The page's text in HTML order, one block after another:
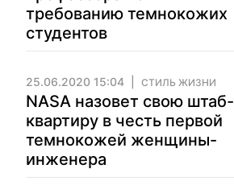
требованию темнокожих
студентов
25.06.2020 15:04 СТИЛЬ ЖИЗНИ
NASA назовет свою штаб-
квартиру в честь первой
темнокожей женщины-
инженера